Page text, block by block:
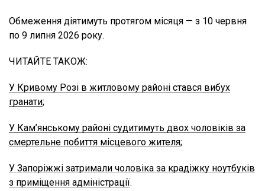
Обмеження діятимуть протягом місяця — з 10 червня
по 9 липня 2026 року.
ЧИТАЙТЕ ТАКОЖ:
У Кривому Розі в житловому районі стався вибух
гранати;
У Кам’янському районі судитимуть двох чоловіків за
смертельне побиття місцевого жителя;
У Запоріжжі затримали чоловіка за крадіжку ноутбуків
з приміщення адміністрації.